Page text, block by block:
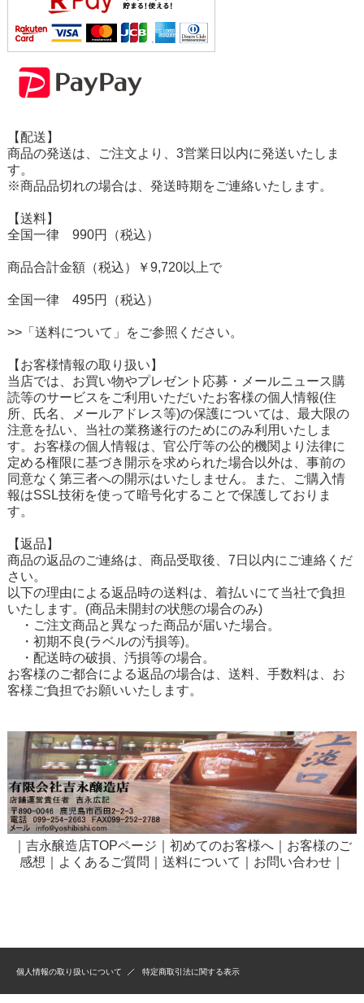
【配送】
商品の発送は、ご注文より、3営業日以内に発送いたしま
す。
※商品品切れの場合は、発送時期をご連絡いたします。
【送料】
全国一律 990円（税込）
商品合計金額（税込）￥9,720以上で
全国一律 495円（税込）
>>「送料について」をご参照ください。
【お客様情報の取り扱い】
当店では、お買い物やプレゼント応募・メールニュース購
読等のサービスをご利用いただいたお客様の個人情報(住
所、氏名、メールアドレス等)の保護については、最大限の
注意を払い、当社の業務遂行のためにのみ利用いたしま
す。お客様の個人情報は、官公庁等の公的機関より法律に
定める権限に基づき開示を求められた場合以外は、事前の
同意なく第三者への開示はいたしません。また、ご購入情
報はSSL技術を使って暗号化することで保護しておりま
す。
【返品】
商品の返品のご連絡は、商品受取後、7日以内にご連絡くだ
さい。
以下の理由による返品時の送料は、着払いにて当社で負担
いたします。(商品未開封の状態の場合のみ)
・ご注文商品と異なった商品が届いた場合。
・初期不良(ラベルの汚損等)。
・配送時の破損、汚損等の場合。
お客様のご都合による返品の場合は、送料、手数料は、お
客様ご負担でお願いいたします。
吉永醸造店TOPページ 初めてのお客様へ｜ お客様のご
感想
よくあるご質問 送料について お問い合わせ
個人情報の取り扱いについて 特定商取引法に関する表示